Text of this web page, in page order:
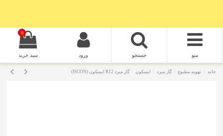
منو جستجو ورود
0
سبد خرید
خانه تهویه مطبوع گاز مبرد ایسکون گاز مبرد R12 ایسکون (ISCON)